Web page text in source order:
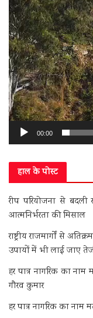
00:00
हाल के पोस्ट
रीप परियोजना से बदली
आत्मनिर्भरता की मिसाल
राष्ट्रीय राजमार्गों से
उपायों में भी लाई जाए
हर पात्र नागरिक का नाम
गौरव कुमार
हर पात्र नागरिक का नाम